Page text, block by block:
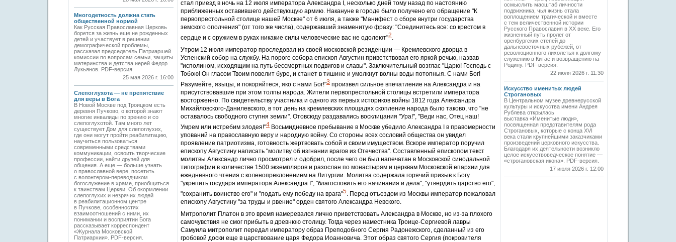
Многодетность должна стать
общественной нормой
Как Русская Православная Церковь
борется за жизнь еще не рожденных
детей и участвует в решении
демографической проблемы,
рассказал председатель Патриаршей
комиссии по вопросам семьи, защиты
материнства и детства иерей Федор
Лукьянов. PDF-версия.
25 мая 2026 г. 16:00
Слепоглухота — не препятствие
для веры в Бога
В Новой Москве под Троицком есть
деревня Пучково, о которой знают
многие инвалиды по зрению и со
слепоглухотой. Там много лет
существует Дом для слепоглухих,
где они могут пройти реабилитацию,
научиться пользоваться
современными средствами
коммуникации, освоить творческие
профессии, найти друзей для
общения. А еще — больше узнать
о православной вере, посетить
с волонтером-переводчиком
богослужение в храме, приобщиться
к таинствам Церкви. Об окормлении
слепоглухих и незрячих людей
в реабилитационном центре
в Пучкове, особенностях
взаимоотношений с ними, их
понимании и восприятии Бога
рассказывает корреспондент
«Журнала Московской
Патриархии». PDF-версия.
стал приезд в ночь на 12 июля императора Александра I, несколько дней тому назад по настоянию
приближенных оставившего действующую армию. Накануне в городе было получено его обращение "К
первопрестольной столице нашей Москве" от 6 июля, а также "Манифест о сборе внутри государства
земского ополчения" (от того же числа), содержавший знаменитую фразу: "Соединитесь все: со крестом в
сердце и с оружием в руках никакие силы человеческие вас не одолеют"2.
Утром 12 июля император проследовал из своей московской резиденции — Кремлевского дворца в
Успенский собор на службу. На пороге собора епископ Августин приветствовал его яркой речью, назвав
"исполином, исходящим на путь бессмертных подвигов и славы". Заключительный возглас "Царю! Господь с
Тобою! Он гласом Твоим повелит буре, и станет в тишине и умолкнут волны воды потопныя. С нами Бог!
Разумейте, языцы, и покоряйтеся, яко с нами Бог!"3 произвел сильное впечатление на Александра и на
присутствовавшие при этом толпы народа. Жители первопрестольной столицы встретили императора
восторженно. По свидетельству участника и одного из первых историков войны 1812 года Александра
Михайловского-Данилевского, в тот день на кремлевских площадях скопление народа было таково, что "не
оставалось свободного ступня земли". Отовсюду раздавались восклицания "Ура!", "Веди нас, Отец наш!
Умрем или истребим злодея!"4 Восьмидневное пребывание в Москве убедило Александра I в правомерности
упований на православную веру и народную войну. Со стороны всех сословий общества он увидел
проявление патриотизма, готовность жертвовать собой и своим имуществом. Вскоре император поручил
епископу Августину написать "молитву об изгнании врагов из Отечества". Составленный епископом текст
молитвы Александр лично просмотрел и одобрил, после чего он был напечатан в Московской синодальной
типографии в количестве 1500 экземпляров и разослан по монастырям и церквам Московской епархии для
ежедневного чтения с коленопреклонением на Литургии. Молитва содержала горячий призыв к Богу
"укрепить государя императора Александра I", "благословить его начинания и дела", "утвердить царство его",
"сохранить воинство его" и "подать ему победу на врага"5. Перед отъездом из Москвы император пожаловал
епископу Августину "за труды и рвение" орден святого Александра Невского.
Митрополит Платон в это время намеревался лично приветствовать Александра в Москве, но из-за плохого
самочувствия не смог прибыть в древнюю столицу. Тогда через наместника Троице-Сергиевой лавры
Самуила митрополит передал императору образ Преподобного Сергия Радонежского, сделанный из его
гробовой доски еще в царствование царя Федора Иоанновича. Этот образ святого Сергия (покровителя
осмыслить масштаб личности
подвижника, чья жизнь стала
воплощением трагической и вместе
с тем величественной истории
Русского Православия в XX веке. Его
жизненный путь пролег от
оренбургских степей до
дальневосточных рубежей, от
революционного лихолетья к долгому
служению в Китае и возвращению на
Родину. PDF-версия.
22 июля 2026 г. 11:30
Искусство именитых людей
Строгановых
В Центральном музее древнерусской
культуры и искусства имени Андрея
Рублева открылась
выставка «Именитые люди»,
посвященная представителям рода
Строгановых, которые с конца XVI
века стали крупнейшими заказчиками
произведений церковного искусства.
Благодаря их деятельности возникло
целое искусствоведческое понятие —
«строгановская икона». PDF-версия.
17 июля 2026 г. 12:00